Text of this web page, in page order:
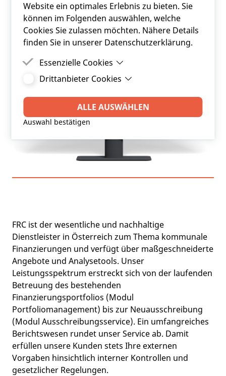
Website ein optimales Erlebnis zu bieten. Sie
können im Folgenden auswählen, welche
Cookies Sie zulassen möchten. Nähere Details
finden Sie in unserer Datenschutzerklärung.
Essenzielle Cookies
Essenzielle Cookies sind Cookies, welche für die
benötigt werden.
Drittanbieter Cookies
Drittanbieter Cookies sind Cookies, die
Drittanbieter-Software setzt, um Funktionen wie
Google Maps zu ermöglichen.
ALLE AUSWÄHLEN
Auswahl bestätigen
FRC ist der wesentliche und nachhaltige
Dienstleister in Österreich zum Thema kommunale
Finanzierungen und verfügt über maßgeschneiderte
Angebote und Analysetools. Unser
Leistungsspektrum erstreckt sich von der laufenden
Betreuung des bestehenden
Finanzierungsportfolios (Modul
Portfoliomanagement) bis zur Neuausschreibung
(Modul Ausschreibungsservice). Ein umfangreiches
Berichtswesen rundet unser Service ab. Damit
erfüllen unsere Kunden stets Ihre externen
Vorgaben hinsichtlich interner Kontrollen und
gesetzlicher Regelungen.